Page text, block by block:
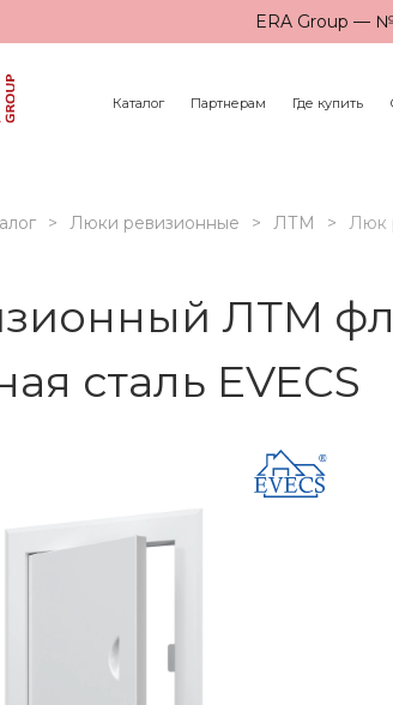
ERA Group —
Каталог Партнерам Где купить
Люки ревизионные ЛТМ Люк
ЛТМ
сталь EVECS